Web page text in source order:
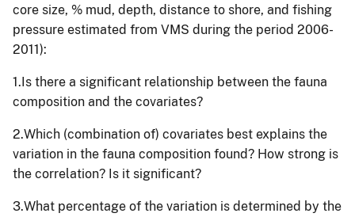
core size, % mud, depth, distance to shore, and fishing
pressure estimated from VMS during the period 2006-
2011):
1.Is there a significant relationship between the fauna
composition and the covariates?
2.Which (combination of) covariates best explains the
variation in the fauna composition found? How strong is
the correlation? Is it significant?
3.What percentage of the variation is determined by the